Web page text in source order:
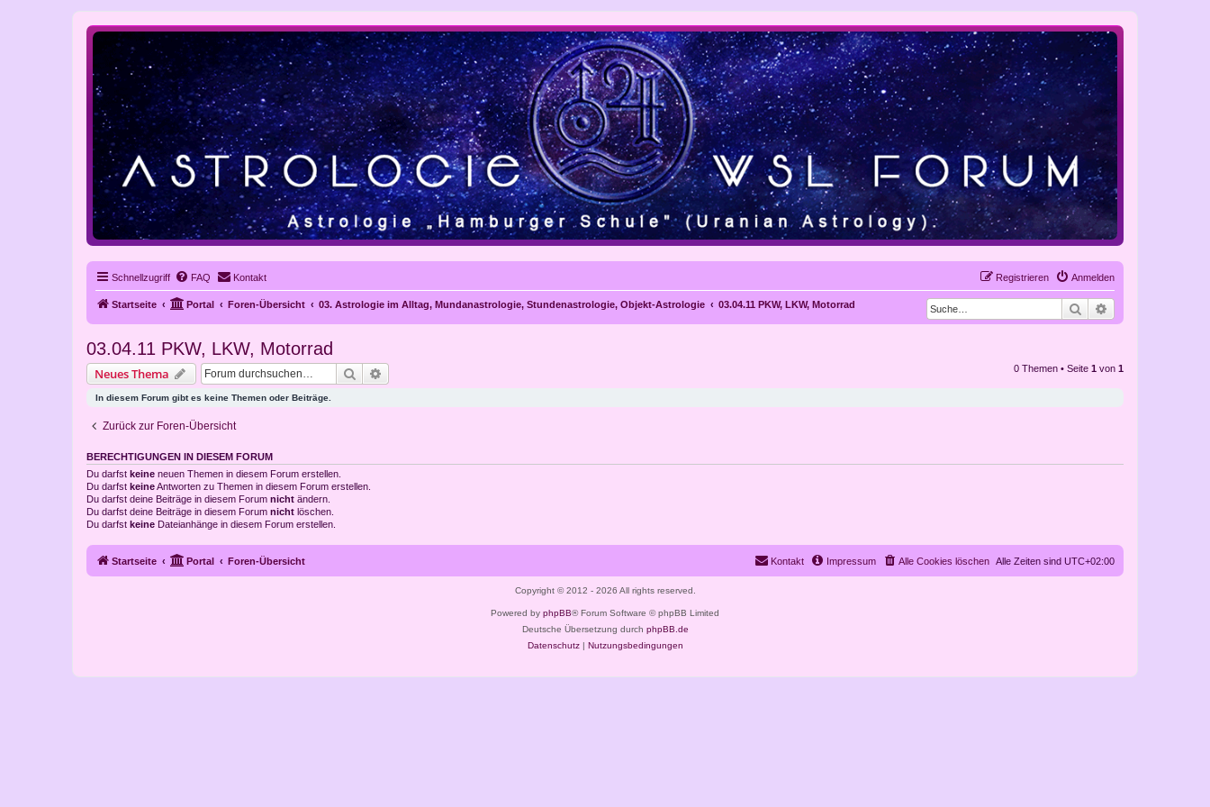
Schnellzugriff FAQ Kontakt Anmelden
Registrieren
Startseite Portal Foren-Übersicht 03. Astrologie im Alltag, Mundanastrologie, Stundenastrologie, Objekt-Astrologie 03.04.11 PKW, LKW, Motorrad Suche
03.04.11 PKW, LKW, Motorrad
Neues Thema Suche 0 Themen • Seite 1 von 1
In diesem Forum gibt es keine Themen oder Beiträge.
Zurück zur Foren-Übersicht
BERECHTIGUNGEN IN DIESEM FORUM
Du darfst keine neuen Themen in diesem Forum erstellen.
Du darfst keineAntworten zu Themen in diesem Forum erstellen.
Du darfst deine Beiträge in diesem Forum nicht ändern.
Du darfst deine Beiträge in diesem Forum nicht löschen.
Du darfst keine Dateianhänge in diesem Forum erstellen.
Startseite Portal Foren-Übersicht Alle Zeiten sind UTC+02:00
Alle Cookies löschen
Impressum
Kontakt
Copyright © 2012 - 2026 All rights reserved.
Powered by phpBB® Forum Software © phpBB Limited
Deutsche Übersetzung durch phpBB.de
Datenschutz| Nutzungsbedingungen